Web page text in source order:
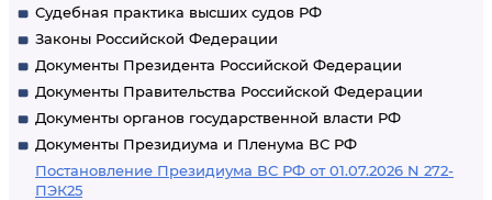
Судебная практика высших судов РФ
Законы Российской Федерации
Документы Президента Российской Федерации
Документы Правительства Российской Федерации
Документы органов государственной власти РФ
Документы Президиума и Пленума ВС РФ
Постановление Президиума ВС РФ от 01.07.2026 N 272-
ПЭК25